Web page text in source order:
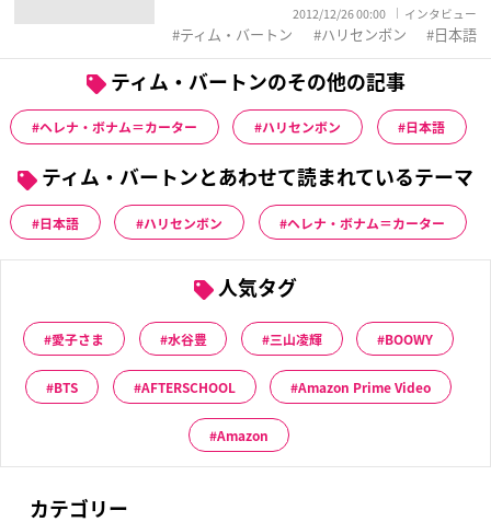
2012/12/26 00:00 インタビュー
ティム・バートン ハリセンボン 日本語
ティム・バートンのその他の記事
ヘレナ・ボナム＝カーター ハリセンボン 日本語
ティム・バートンとあわせて読まれているテーマ
日本語 ハリセンボン ヘレナ・ボナム＝カーター
人気タグ
愛子さま 水谷豊 三山凌輝 BOOWY
BTS AFTERSCHOOL Amazon Prime Video
Amazon
カテゴリー